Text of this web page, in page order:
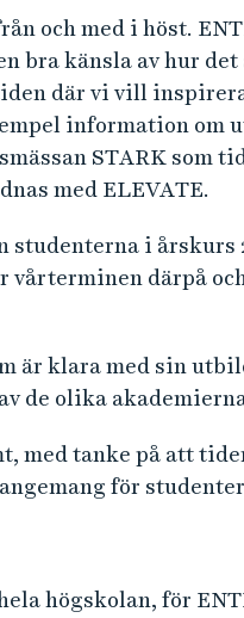
och med i höst.
bra känsla av hur det
där vi vill
information om
STARK som
med ELEVATE.
studenterna i årskurs
vårterminen därpå
är klara med sin
de olika
med tanke på att
för
högskolan, för